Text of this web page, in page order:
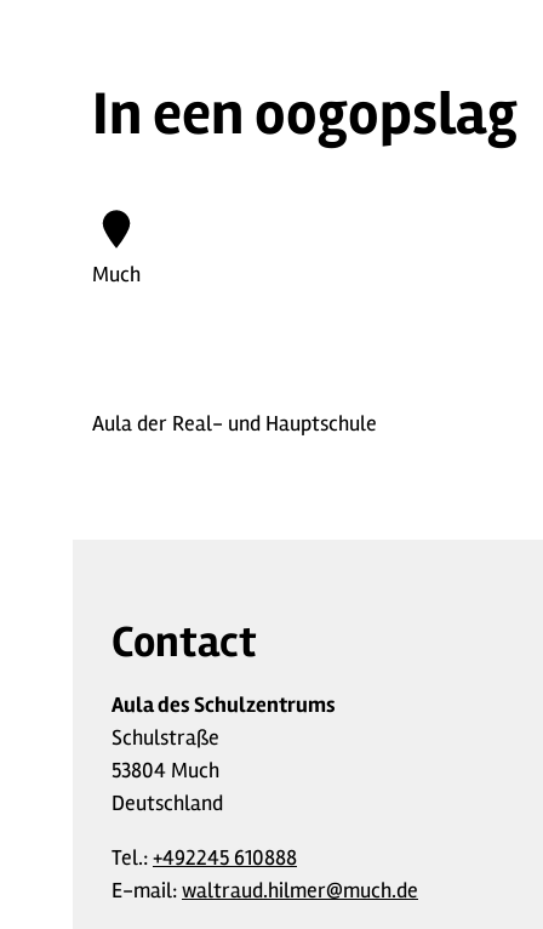
In een oogopslag
Much
Aula der Real- und Hauptschule
Contact
Aula des Schulzentrums
Schulstraße
53804 Much
Deutschland
Tel.:+492245 610888
E-mail:waltraud.hilmer@much.de